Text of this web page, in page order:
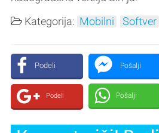
Kategorija: Mobilni Softver
Podeli Pošalji
Podeli Pošalji